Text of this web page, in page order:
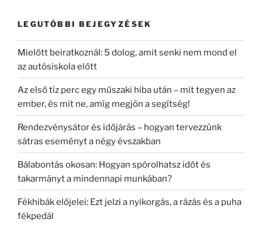
LEGUTÓBBI BEJEGYZÉSEK
Mielőtt beiratkoznál: 5 dolog, amit senki nem mond el
az autósiskola előtt
Az első tíz perc egy műszaki hiba után – mit tegyen az
ember, és mit ne, amíg megjön a segítség!
Rendezvénysátor és időjárás – hogyan tervezzünk
sátras eseményt a négy évszakban
Bálabontás okosan: Hogyan spórolhatsz időt és
takarmányt a mindennapi munkában?
Fékhibák előjelei: Ezt jelzi a nyikorgás, a rázás és a puha
fékpedál